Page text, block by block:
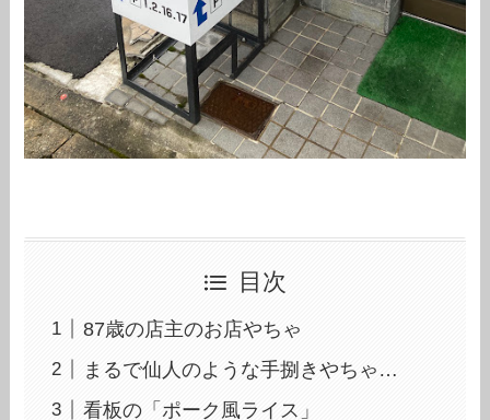
目次
87歳の店主のお店やちゃ
まるで仙人のような手捌きやちゃ…
看板の「ポーク風ライス」